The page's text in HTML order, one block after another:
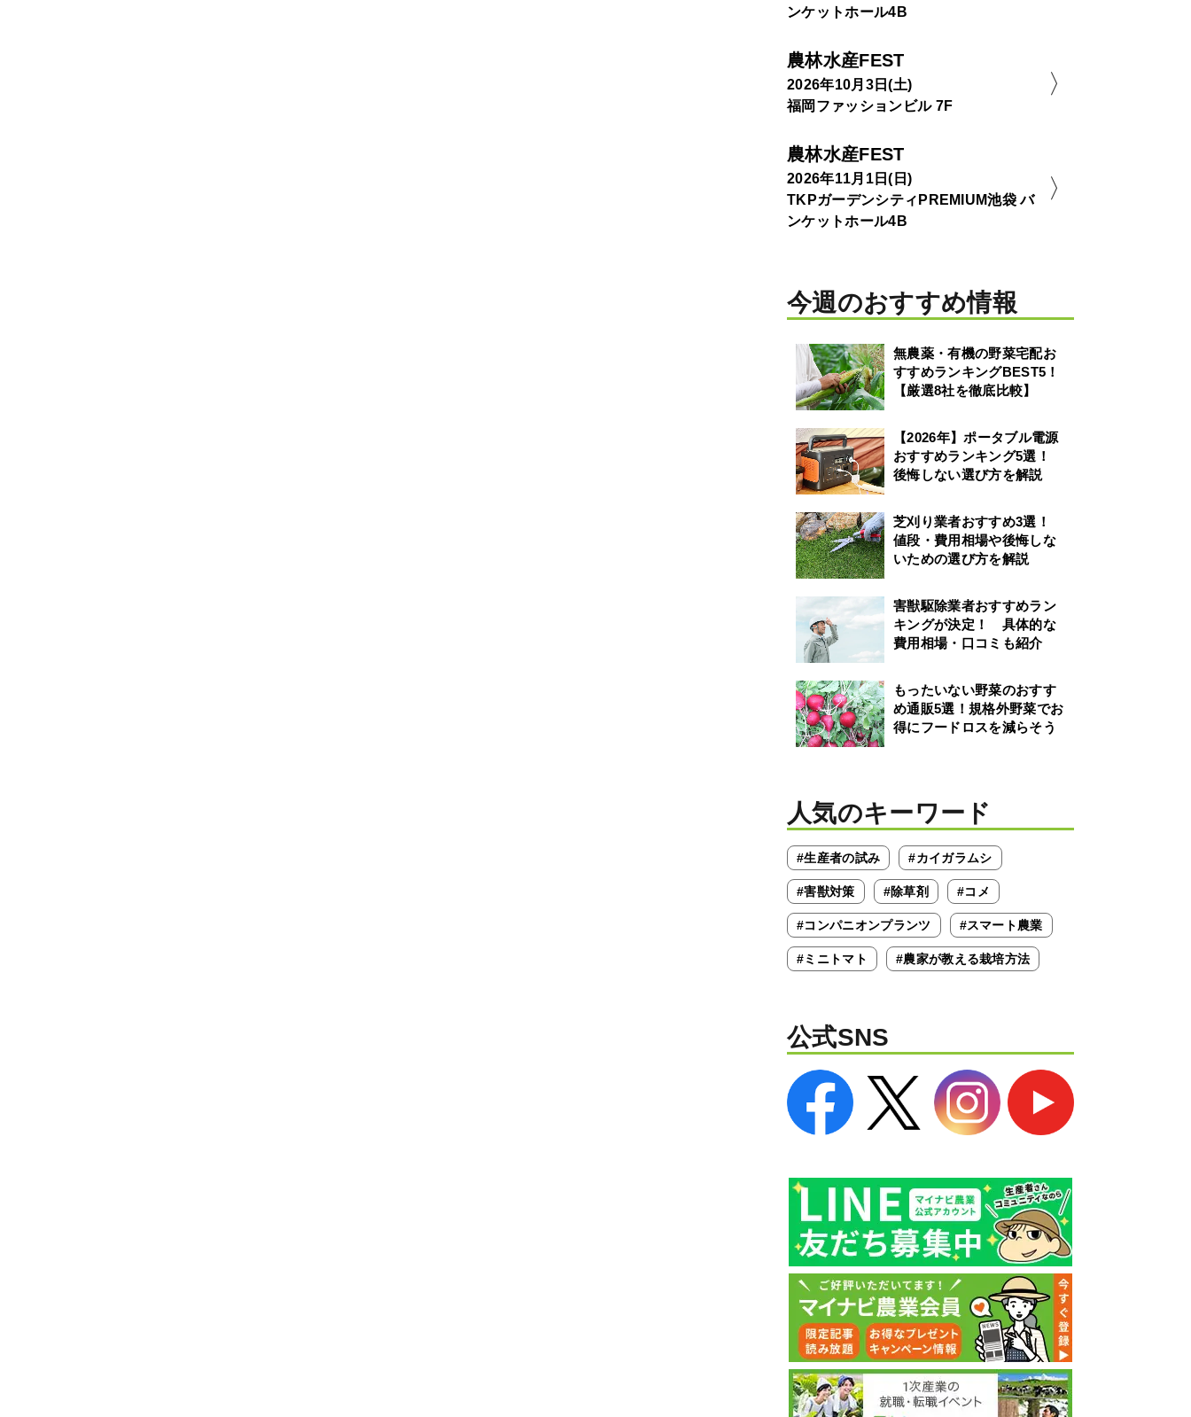
ンケットホール4B
農林水産FEST
2026年10月3日(土)
福岡ファッションビル 7F
農林水産FEST
2026年11月1日(日)
TKPガーデンシティPREMIUM池袋 バ
ンケットホール4B
今週のおすすめ情報
無農薬・有機の野菜宅配お
すすめランキングBEST5！
【厳選8社を徹底比較】
【2026年】ポータブル電源
おすすめランキング5選！
後悔しない選び方を解説
芝刈り業者おすすめ3選！
値段・費用相場や後悔しな
いための選び方を解説
害獣駆除業者おすすめラン
キングが決定！ 具体的な
費用相場・口コミも紹介
もったいない野菜のおすす
め通販5選！規格外野菜でお
得にフードロスを減らそう
人気のキーワード
#生産者の試み #カイガラムシ
#害獣対策 #除草剤 #コメ
#コンパニオンプランツ #スマート農業
#ミニトマト #農家が教える栽培方法
公式SNS